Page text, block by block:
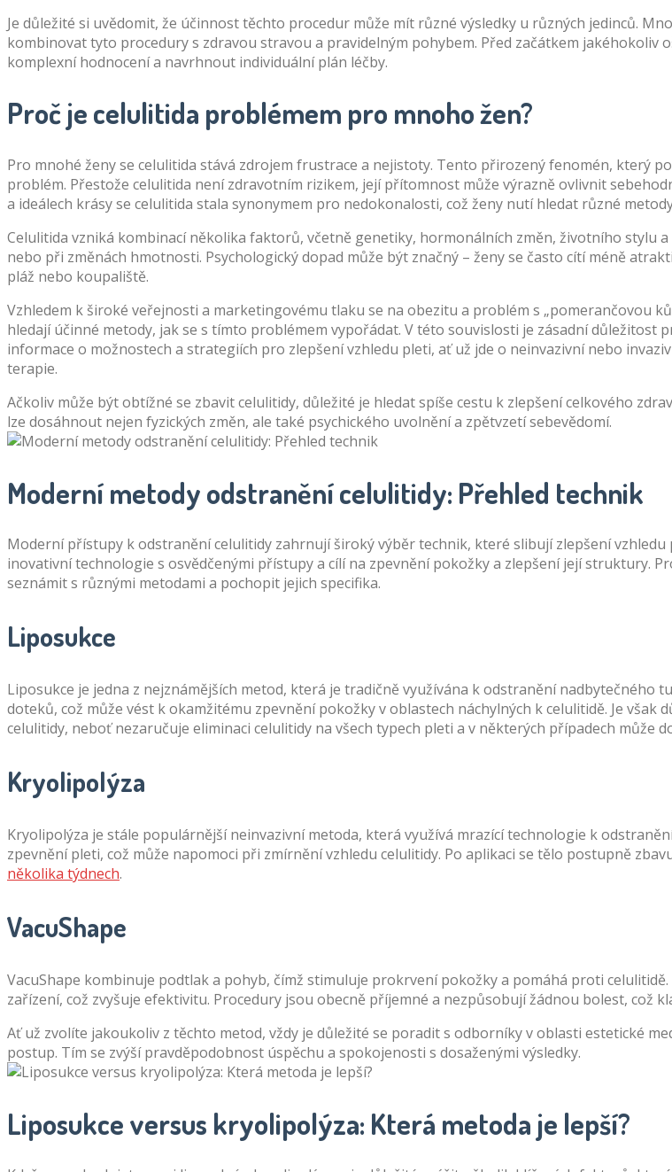
Je důležité si uvědomit, že účinnost těchto procedur může mít různé výsledky u různých jedinců.
kombinovat tyto procedury s zdravou stravou a pravidelným pohybem. Před začátkem
komplexní hodnocení a navrhnout individuální plán léčby.
Proč je celulitida problémem pro mnoho žen?
Pro mnohé ženy se celulitida stává zdrojem frustrace a nejistoty. Tento přirozený fenomén, který
problém. Přestože celulitida není zdravotním rizikem, její přítomnost může výrazně ovlivnit
a ideálech krásy se celulitida stala synonymem pro nedokonalosti, což ženy nutí hledat různé
Celulitida vzniká kombinací několika faktorů, včetně genetiky, hormonálních změn, životního stylu
nebo při změnách hmotnosti. Psychologický dopad může být značný – ženy se často cítí méně
pláž nebo koupaliště.
Vzhledem k široké veřejnosti a marketingovému tlaku se na obezitu a problém s „pomerančovou
hledají účinné metody, jak se s tímto problémem vypořádat. V této souvislosti je zásadní
informace o možnostech a strategiích pro zlepšení vzhledu pleti, ať už jde o neinvazivní nebo
terapie.
Ačkoliv může být obtížné se zbavit celulitidy, důležité je hledat spíše cestu k zlepšení celkového
lze dosáhnout nejen fyzických změn, ale také psychického uvolnění a zpětvzetí sebevědomí.
Moderní metody odstranění celulitidy: Přehled technik
Moderní přístupy k odstranění celulitidy zahrnují široký výběr technik, které slibují zlepšení
inovativní technologie s osvědčenými přístupy a cílí na zpevnění pokožky a zlepšení její struktury.
seznámit s různými metodami a pochopit jejich specifika.
Liposukce
Liposukce je jedna z nejznámějších metod, která je tradičně využívána k odstranění
doteků, což může vést k okamžitému zpevnění pokožky v oblastech náchylných k celulitidě. Je
celulitidy, neboť nezaručuje eliminaci celulitidy na všech typech pleti a v některých případech může
Kryolipolýza
Kryolipolýza je stále populárnější neinvazivní metoda, která využívá mrazící technologie k
zpevnění pleti, což může napomoci při zmírnění vzhledu celulitidy. Po aplikaci se tělo postupně
několika týdnech.
VacuShape
VacuShape kombinuje podtlak a pohyb, čímž stimuluje prokrvení pokožky a pomáhá proti
zařízení, což zvyšuje efektivitu. Procedury jsou obecně příjemné a nezpůsobují žádnou bolest, což
Ať už zvolíte jakoukoliv z těchto metod, vždy je důležité se poradit s odborníky v oblasti estetické
postup. Tím se zvýší pravděpodobnost úspěchu a spokojenosti s dosaženými výsledky.
Liposukce versus kryolipolýza: Která metoda je lepší?